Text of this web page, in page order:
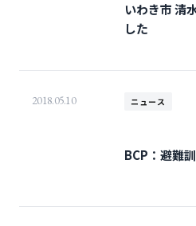
いわき市 清
した
2018.05.10 ニュース
BCP：避難